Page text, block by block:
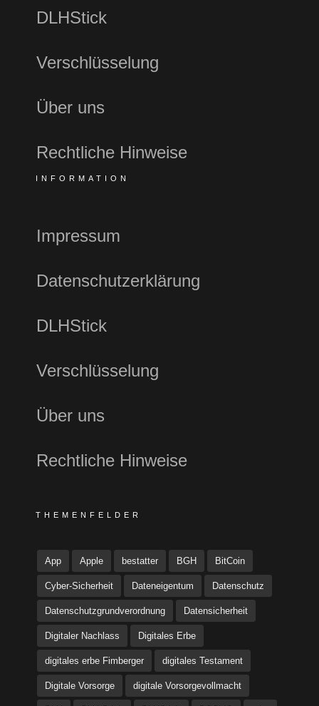
DLHStick
Verschlüsselung
Über uns
Rechtliche Hinweise
INFORMATION
Impressum
Datenschutzerklärung
DLHStick
Verschlüsselung
Über uns
Rechtliche Hinweise
THEMENFELDER
App Apple bestatter BGH BitCoin
Cyber-Sicherheit Dateneigentum Datenschutz
Datenschutzgrundverordnung Datensicherheit
Digitaler Nachlass Digitales Erbe
digitales erbe Fimberger digitales Testament
Digitale Vorsorge digitale Vorsorgevollmacht